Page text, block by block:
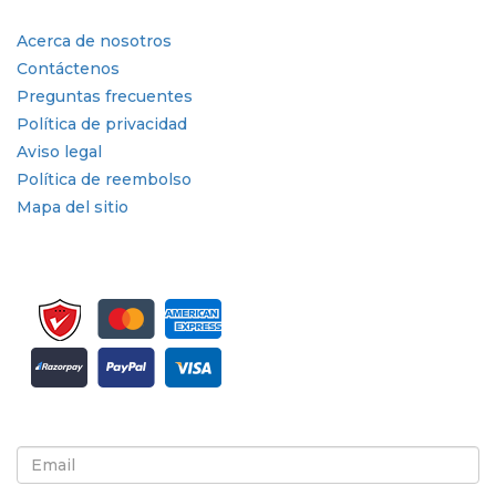
Acerca de nosotros
Contáctenos
Preguntas frecuentes
Política de privacidad
Aviso legal
Política de reembolso
Mapa del sitio